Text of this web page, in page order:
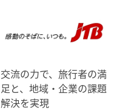
交流の力で、旅行者の満
足と、地域・企業の課題
解決を実現